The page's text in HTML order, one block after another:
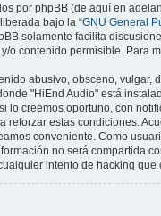
por phpBB (de aquí en
bajo la “GNU General
solamente facilita
o contenido permisible. Para
abusivo, obsceno,
"HiEnd Audio" está
lo creemos oportuno, con
reforzar estas condiciones.
conveniente. Como
no será compartida
intento de hacking